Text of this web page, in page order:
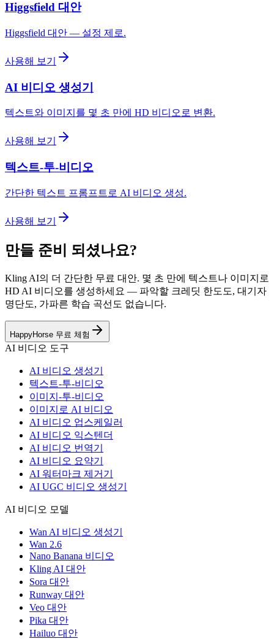
Higgsfield 대안
Higgsfield 대안 — 설정 제로.
사용해 보기
AI 비디오 생성기
텍스트와 이미지를 몇 초 만에 HD 비디오로 변환.
사용해 보기
텍스트-투-비디오
간단한 텍스트 프롬프트로 AI 비디오 생성.
사용해 보기
만들 준비 되셨나요?
Kling AI의 더 간단한 무료 대안. 몇 초 만에 텍스트나 이미지로
HD AI 비디오를 생성하세요 — 파악할 크레딧 한도도, 대기자
명단도, 가파른 학습 곡선도 없습니다.
HappyHorse 무료 체험
AI 비디오 도구
AI 비디오 생성기
텍스트-투-비디오
이미지-투-비디오
이미지로 AI 비디오
AI 비디오 업스케일러
AI 비디오 익스텐더
AI 비디오 번역기
AI 비디오 요약기
AI 워터마크 제거기
AI UGC 비디오 생성기
AI 비디오 모델
Wan AI 비디오 생성기
Wan 2.6
Nano Banana 비디오
Kling AI 대안
Sora 대안
Runway 대안
Veo 대안
Pika 대안
Hailuo 대안